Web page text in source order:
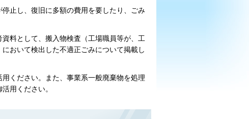
止し、復旧に多額の費用を要したり、ごみ
料として、搬入物検査（工場職員等が、工
おいて検出した不適正ごみについて掲載し
ください。また、事業系一般廃棄物を処理
用ください。